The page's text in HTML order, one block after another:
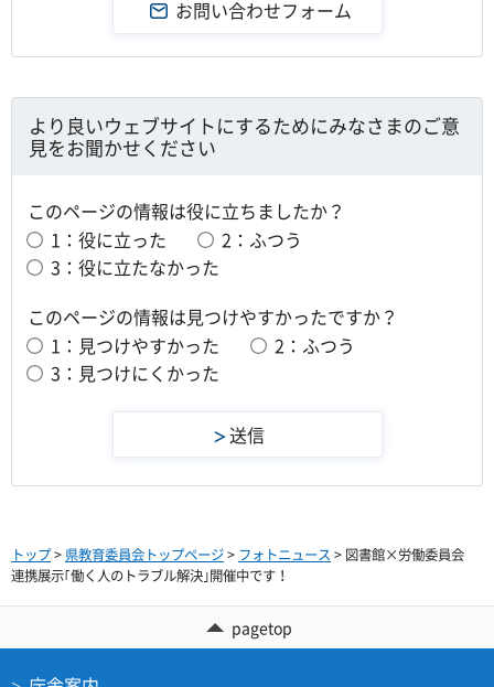
より良いウェブサイトにするためにみなさまのご意
見をお聞かせください
このページの情報は役に立ちましたか？
1：役に立った
2：ふつう
3：役に立たなかった
このページの情報は見つけやすかったですか？
1：見つけやすかった
2：ふつう
3：見つけにくかった
トップ> 県教育委員会トップページ> フォトニュース > 図書館×労働委員会
連携展示｢働く人のトラブル解決｣開催中です！
pagetop